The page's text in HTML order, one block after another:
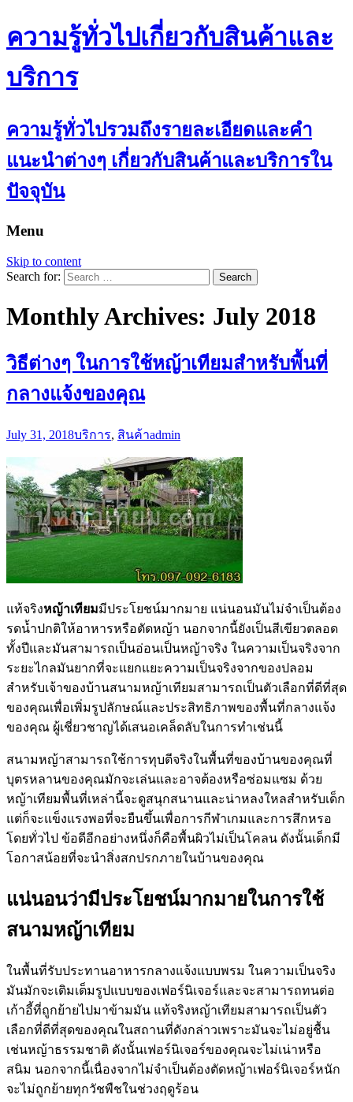
ความรู้ทั่วไปเกี่ยวกับสินค้าและ
บริการ
ความรู้ทั่วไปรวมถึงรายละเอียดและคำ
แนะนำต่างๆ เกี่ยวกับสินค้าและบริการใน
ปัจจุบัน
Menu
Skip to content
Search for:
Monthly Archives: July 2018
วิธีต่างๆ ในการใช้หญ้าเทียมสำหรับพื้นที่
กลางแจ้งของคุณ
July 31, 2018บริการ, สินค้าadmin
แท้จริงหญ้าเทียมมีประโยชน์มากมาย แน่นอนมันไม่จำเป็นต้อง
รดน้ำปกติให้อาหารหรือตัดหญ้า นอกจากนี้ยังเป็นสีเขียวตลอด
ทั้งปีและมันสามารถเป็นอ่อนเป็นหญ้าจริง ในความเป็นจริงจาก
ระยะไกลมันยากที่จะแยกแยะความเป็นจริงจากของปลอม
สำหรับเจ้าของบ้านสนามหญ้าเทียมสามารถเป็นตัวเลือกที่ดีที่สุด
ของคุณเพื่อเพิ่มรูปลักษณ์และประสิทธิภาพของพื้นที่กลางแจ้ง
ของคุณ ผู้เชี่ยวชาญได้เสนอเคล็ดลับในการทำเช่นนี้
สนามหญ้าสามารถใช้การทุบตีจริงในพื้นที่ของบ้านของคุณที่
บุตรหลานของคุณมักจะเล่นและอาจต้องหรือซ่อมแซม ด้วย
หญ้าเทียมพื้นที่เหล่านี้จะดูสนุกสนานและน่าหลงใหลสำหรับเด็ก
แต่ก็จะแข็งแรงพอที่จะยืนขึ้นเพื่อการกีฬาเกมและการสึกหรอ
โดยทั่วไป ข้อดีอีกอย่างหนึ่งก็คือพื้นผิวไม่เป็นโคลน ดังนั้นเด็กมี
โอกาสน้อยที่จะนำสิ่งสกปรกภายในบ้านของคุณ
แน่นอนว่ามีประโยชน์มากมายในการใช้
สนามหญ้าเทียม
ในพื้นที่รับประทานอาหารกลางแจ้งแบบพรม ในความเป็นจริง
มันมักจะเติมเต็มรูปแบบของเฟอร์นิเจอร์และจะสามารถทนต่อ
เก้าอี้ที่ถูกย้ายไปมาข้ามมัน แท้จริงหญ้าเทียมสามารถเป็นตัว
เลือกที่ดีที่สุดของคุณในสถานที่ดังกล่าวเพราะมันจะไม่อยู่ชื้น
เช่นหญ้าธรรมชาติ ดังนั้นเฟอร์นิเจอร์ของคุณจะไม่เน่าหรือ
สนิม นอกจากนี้เนื่องจากไม่จำเป็นต้องตัดหญ้าเฟอร์นิเจอร์หนัก
จะไม่ถูกย้ายทุกวัชพืชในช่วงฤดูร้อน